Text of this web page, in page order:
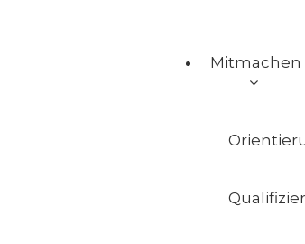
Mitmachen